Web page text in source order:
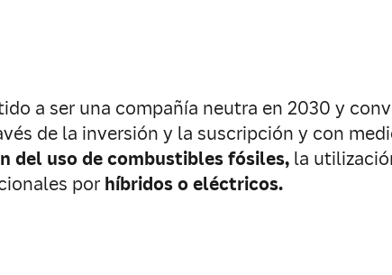
a ser una compañía neutra en 2030 y
de la inversión y la suscripción y con
del uso de combustibles fósiles, la
por híbridos o eléctricos.